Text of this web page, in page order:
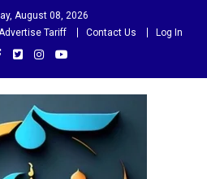
August 08, 2026
Tariff Contact Us Log In